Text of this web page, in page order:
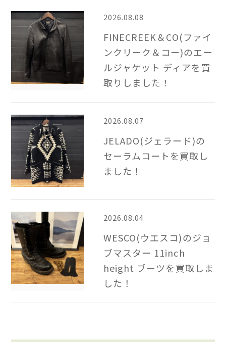
2026.08.08
FINECREEK＆CO(ファイ
ンクリーク＆コー)のエー
ルジャケット ディアを買
取りしました！
2026.08.07
JELADO(ジェラード)の
セーラムコートを買取し
ました！
2026.08.04
WESCO(ウエスコ)のジョ
ブマスター 11inch
height ブーツを買取しま
した！